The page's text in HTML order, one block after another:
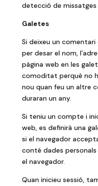
detecció de missatges
Galetes
Si deixeu un
per desar el nom,
pàgina web en les
comoditat perquè no
nou quan feu un altre
duraran un any.
Si teniu un compte i
web, es definirà una
si el navegador
conté dades
el navegador.
Quan inicieu sessió,